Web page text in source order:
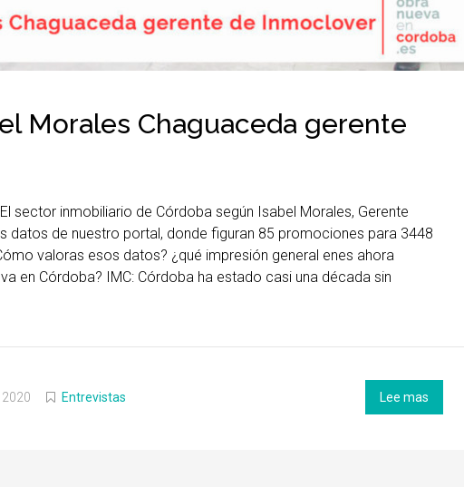
Morales Chaguaceda gerente
sector inmobiliario de Córdoba según Isabel Morales, Gerente
datos de nuestro portal, donde figuran 85 promociones para 3448
valoras esos datos? ¿qué impresión general enes ahora
en Córdoba? IMC: Córdoba ha estado casi una década sin
Entrevistas Lee mas